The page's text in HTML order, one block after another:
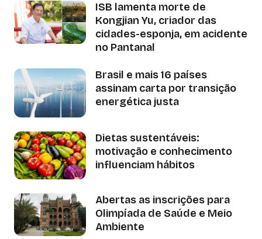
ISB lamenta morte de
Kongjian Yu, criador das
cidades-esponja, em acidente
no Pantanal
Brasil e mais 16 países
assinam carta por transição
energética justa
Dietas sustentáveis:
motivação e conhecimento
influenciam hábitos
Abertas as inscrições para
Olimpíada de Saúde e Meio
Ambiente